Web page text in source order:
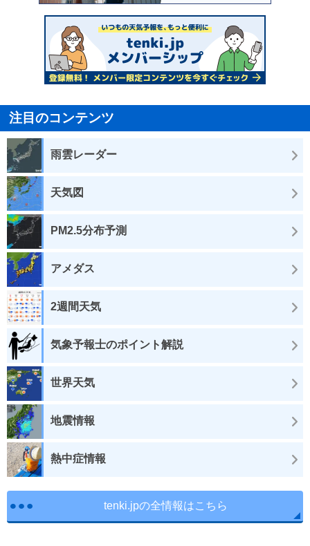
注目のコンテンツ
雨雲レーダー
天気図
PM2.5分布予測
アメダス
2週間天気
気象予報士のポイント解説
世界天気
地震情報
熱中症情報
tenki.jpの全情報はこちら